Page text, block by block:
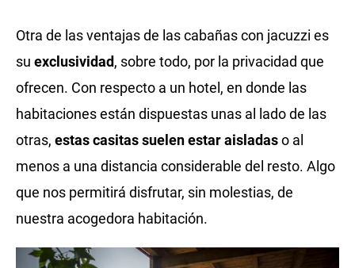
Otra de las ventajas de las cabañas con jacuzzi es
su exclusividad, sobre todo, por la privacidad que
ofrecen. Con respecto a un hotel, en donde las
habitaciones están dispuestas unas al lado de las
otras, estas casitas suelen estar aisladaso al
menos a una distancia considerable del resto. Algo
que nos permitirá disfrutar, sin molestias, de
nuestra acogedora habitación.